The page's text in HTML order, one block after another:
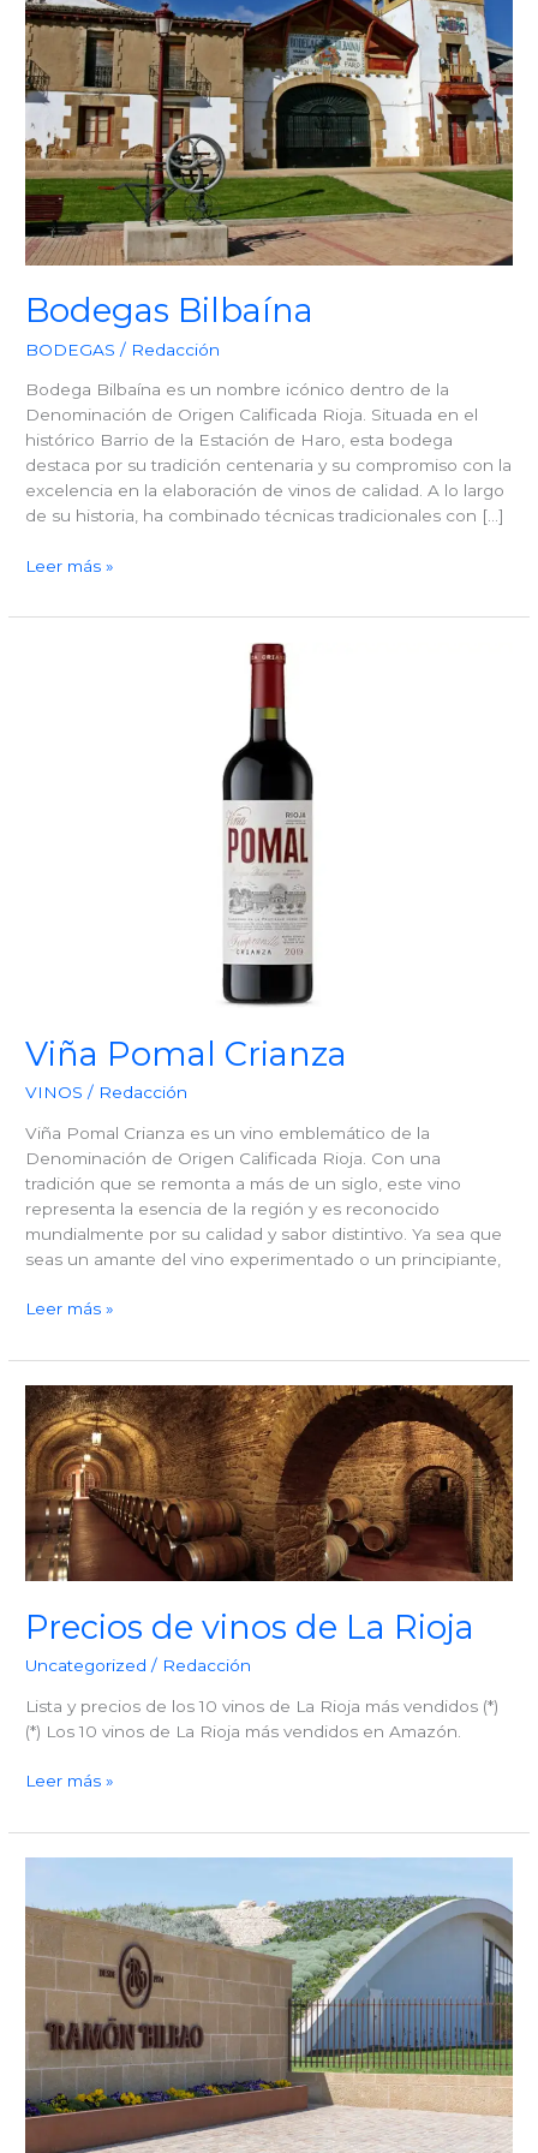
Bodegas Bilbaína
BODEGAS / Redacción
Bodega Bilbaína es un nombre icónico dentro de la
Denominación de Origen Calificada Rioja. Situada en el
histórico Barrio de la Estación de Haro, esta bodega
destaca por su tradición centenaria y su compromiso con la
excelencia en la elaboración de vinos de calidad. A lo largo
de su historia, ha combinado técnicas tradicionales con […]
Bodegas
Leer más »
Viña Pomal Crianza
VINOS / Redacción
Viña Pomal Crianza es un vino emblemático de la
Denominación de Origen Calificada Rioja. Con una
tradición que se remonta a más de un siglo, este vino
representa la esencia de la región y es reconocido
mundialmente por su calidad y sabor distintivo. Ya sea que
seas un amante del vino experimentado o un principiante,
Viña
Crianza
Leer más »
Precios de vinos de La Rioja
Uncategorized / Redacción
Lista y precios de los 10 vinos de La Rioja más vendidos (*)
(*) Los 10 vinos de La Rioja más vendidos en Amazón.
Precios
vinos
de
Rioja
Leer más »